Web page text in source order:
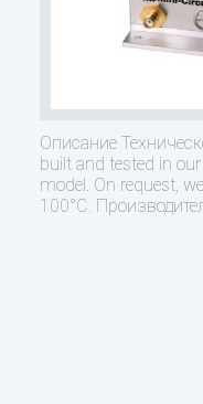
Описание
built and tested in
model. On request,
100°C.